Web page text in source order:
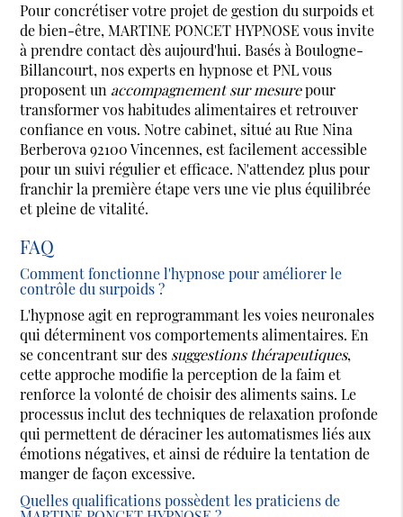
Pour concrétiser votre projet de gestion du surpoids et
de bien-être, MARTINE PONCET HYPNOSE vous invite
à prendre contact dès aujourd'hui. Basés à Boulogne-
Billancourt, nos experts en hypnose et PNL vous
proposent un accompagnement sur mesurepour
transformer vos habitudes alimentaires et retrouver
confiance en vous. Notre cabinet, situé au Rue Nina
Berberova 92100 Vincennes, est facilement accessible
pour un suivi régulier et efficace. N'attendez plus pour
franchir la première étape vers une vie plus équilibrée
et pleine de vitalité.
FAQ
Comment fonctionne l'hypnose pour améliorer le
contrôle du surpoids ?
L'hypnose agit en reprogrammant les voies neuronales
qui déterminent vos comportements alimentaires. En
se concentrant sur des suggestions thérapeutiques,
cette approche modifie la perception de la faim et
renforce la volonté de choisir des aliments sains. Le
processus inclut des techniques de relaxation profonde
qui permettent de déraciner les automatismes liés aux
émotions négatives, et ainsi de réduire la tentation de
manger de façon excessive.
Quelles qualifications possèdent les praticiens de